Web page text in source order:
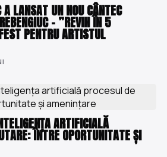
LANSAT UN NOU CÂNTEC
– ”REVIN ÎN 5
PENTRU ARTISTUL
ARTIFICIALĂ
ÎNTRE OPORTUNITATE ȘI